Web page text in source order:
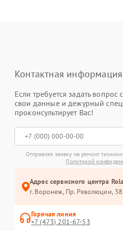
Контактная информация
Если требуется задать вопрос
свои данные и дежурный
проконсультирует Вас!
Отправляя заявку на ремонт
Политикой
Адрес сервисного центра
г. Воронеж, Пр. Революции, 38
Горячая линия
+7 (473) 201-67-53